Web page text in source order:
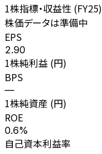
1株指標・収益性 (FY25)
株価データは準備中
EPS
2.90
1株純利益 (円)
BPS
—
1株純資産 (円)
ROE
0.6%
自己資本利益率